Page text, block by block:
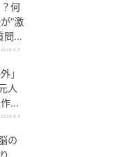
何
“激
問】
2026.8.5
」
人
2026.8.4
の